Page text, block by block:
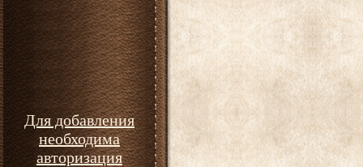
Для добавления
необходима
авторизация